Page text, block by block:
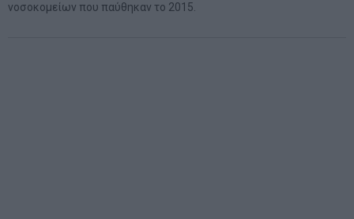
νοσοκομείων που παύθηκαν το 2015.